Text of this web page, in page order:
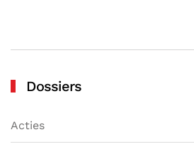
Dossiers
Acties